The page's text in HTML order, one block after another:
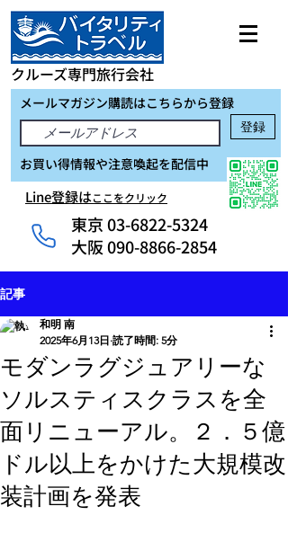
クルーズ専門旅行会社
メールマガジン購読はこちらから登録
登録
お買い得情報や注意喚起を配信中
Line登録はここをクリック
東京03-6822-5324
大阪 090-8866-2854
記事
モダンラグジュアリーな
ソルスティスクラスを全
面リニューアル。２．５億
ドル以上をかけた大規模改
装計画を発表
和明 南
2025年6月13日 読了時間: 5分